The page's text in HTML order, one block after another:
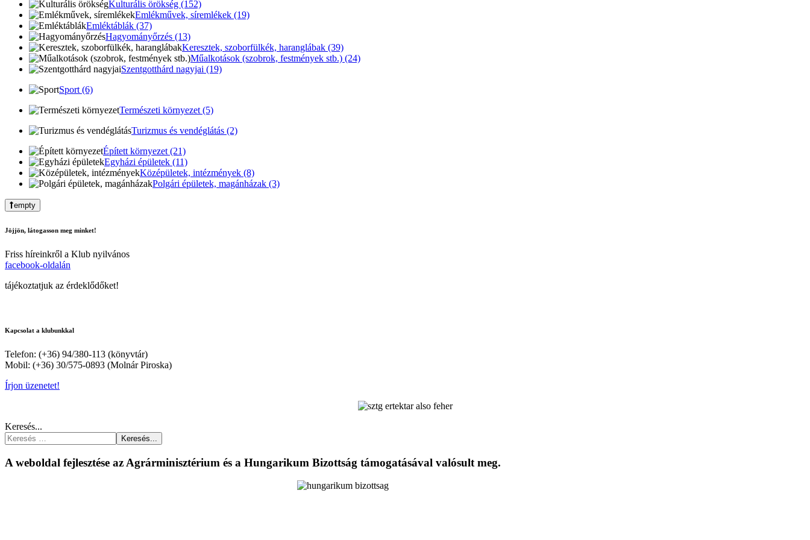
Kulturális örökség (152)
Emlékművek, síremlékek (19)
Emléktáblák (37)
Hagyományőrzés (13)
Keresztek, szoborfülkék, haranglábak (39)
Műalkotások (szobrok, festmények stb.) (24)
Szentgotthárd nagyjai (19)
Sport (6)
Természeti környezet (5)
Turizmus és vendéglátás (2)
Épített környezet (21)
Egyházi épületek (11)
Középületek, intézmények (8)
Polgári épületek, magánházak (3)
empty
Jöjjön, látogasson meg minket!
Friss híreinkről a Klub nyilvános
facebook-oldalán
tájékoztatjuk az érdeklődőket!
Kapcsolat a klubunkkal
Telefon: (+36) 94/380-113 (könyvtár)
Mobil: (+36) 30/575-0893 (Molnár Piroska)
Írjon üzenetet!
Keresés...
Keresés...
A weboldal fejlesztése az Agrárminisztérium és a Hungarikum Bizottság támogatásával valósult meg.